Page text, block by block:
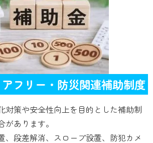
フリー・防災関連補助制度
対策や安全性向上を目的とした補助制
あります。
、段差解消、スロープ設置、防犯カメ